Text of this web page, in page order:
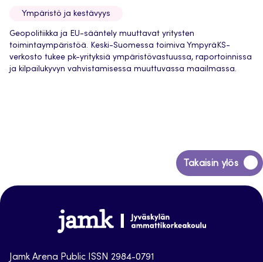
Ympäristö ja kestävyys
Geopolitiikka ja EU-sääntely muuttavat yritysten
toimintaympäristöä. Keski-Suomessa toimiva YmpyräKS-
verkosto tukee pk-yrityksiä ympäristövastuussa, raportoinnissa
ja kilpailukyvyn vahvistamisessa muuttuvassa maailmassa.
Takaisin ylös
Siirry
takaisin
Jamk
Arena
Jamk Arena Public ISSN 2984-0791